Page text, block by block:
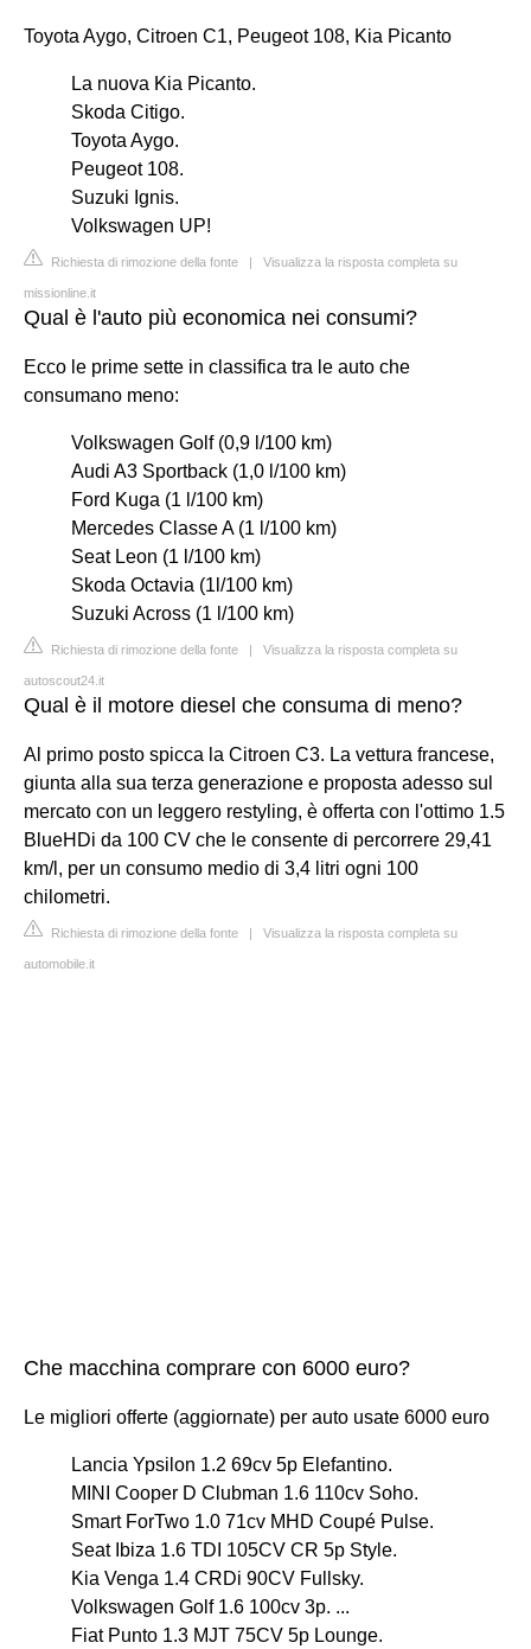
Toyota Aygo, Citroen C1, Peugeot 108, Kia Picanto
La nuova Kia Picanto.
Skoda Citigo.
Toyota Aygo.
Peugeot 108.
Suzuki Ignis.
Volkswagen UP!
Richiesta di rimozione della fonte | Visualizza la risposta completa su
missionline.it
Qual è l'auto più economica nei consumi?
Ecco le prime sette in classifica tra le auto che
consumano meno:
Volkswagen Golf (0,9 l/100 km)
Audi A3 Sportback (1,0 l/100 km)
Ford Kuga (1 l/100 km)
Mercedes Classe A (1 l/100 km)
Seat Leon (1 l/100 km)
Skoda Octavia (1l/100 km)
Suzuki Across (1 l/100 km)
Richiesta di rimozione della fonte | Visualizza la risposta completa su
autoscout24.it
Qual è il motore diesel che consuma di meno?
Al primo posto spicca la Citroen C3. La vettura francese,
giunta alla sua terza generazione e proposta adesso sul
mercato con un leggero restyling, è offerta con l'ottimo 1.5
BlueHDi da 100 CV che le consente di percorrere 29,41
km/l, per un consumo medio di 3,4 litri ogni 100
chilometri.
Richiesta di rimozione della fonte | Visualizza la risposta completa su
automobile.it
Che macchina comprare con 6000 euro?
Le migliori offerte (aggiornate) per auto usate 6000 euro
Lancia Ypsilon 1.2 69cv 5p Elefantino.
MINI Cooper D Clubman 1.6 110cv Soho.
Smart ForTwo 1.0 71cv MHD Coupé Pulse.
Seat Ibiza 1.6 TDI 105CV CR 5p Style.
Kia Venga 1.4 CRDi 90CV Fullsky.
Volkswagen Golf 1.6 100cv 3p. ...
Fiat Punto 1.3 MJT 75CV 5p Lounge.